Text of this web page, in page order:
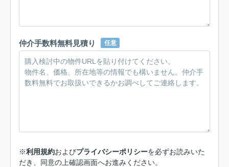
仲介手数料無料見積り 任意
※利用規約およびプライバシーポリシーを必ずお読みいた
だき、同意の上確認画面へお進みください。